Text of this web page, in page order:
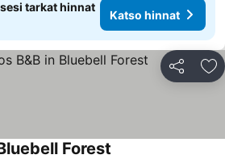
tarkat hinnat
Katso hinnat
Jaa
Forest